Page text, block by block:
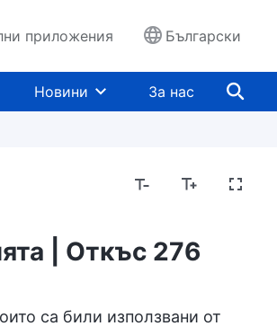
приложения Български
Новини За нас
Навлизане в живота
| Откъс 276
са били използвани от